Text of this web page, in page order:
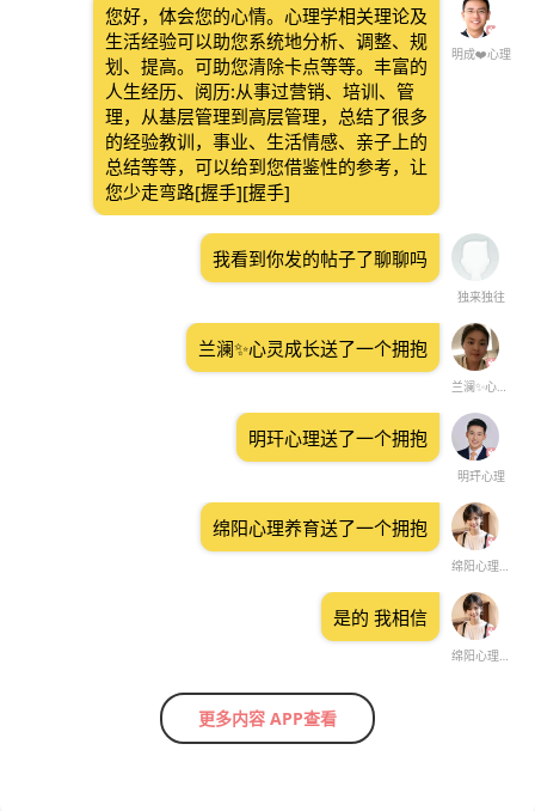
明成❤️心理
您好，体会您的心情。心理学相关理论及
生活经验可以助您系统地分析、调整、规
划、提高。可助您清除卡点等等。丰富的
人生经历、阅历:从事过营销、培训、管
理，从基层管理到高层管理，总结了很多
的经验教训，事业、生活情感、亲子上的
总结等等，可以给到您借鉴性的参考，让
您少走弯路[握手][握手]
独来独往
我看到你发的帖子了聊聊吗
兰澜✨心灵成长
兰澜✨心灵成长送了一个拥抱
明玕心理
明玕心理送了一个拥抱
绵阳心理养育
绵阳心理养育送了一个拥抱
绵阳心理养育
是的 我相信
更多内容 APP查看